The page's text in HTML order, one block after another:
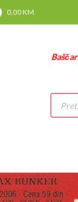
0,00KM
search